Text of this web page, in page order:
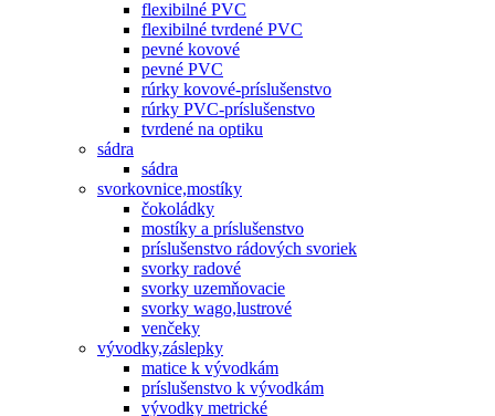
flexibilné PVC
flexibilné tvrdené PVC
pevné kovové
pevné PVC
rúrky kovové-príslušenstvo
rúrky PVC-príslušenstvo
tvrdené na optiku
sádra
sádra
svorkovnice,mostíky
čokoládky
mostíky a príslušenstvo
príslušenstvo rádových svoriek
svorky radové
svorky uzemňovacie
svorky wago,lustrové
venčeky
vývodky,záslepky
matice k vývodkám
príslušenstvo k vývodkám
vývodky metrické